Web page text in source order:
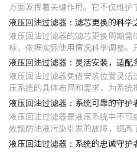
方面发挥着关键作用。它不仅维护
液压回油过滤器：滤芯更换的科学
液压回油过滤器的滤芯更换周期需
标，依据实际使用情况科学调整。
液压回油过滤器：灵活安装，适配
液压回油过滤器凭借安装位置灵活
压系统的具体布局和需求，为系统
液压回油过滤器：系统可靠的守护
液压回油过滤器是液压系统中不可
效预防油液污染引发的故障，提高
液压回油过滤器：系统的忠诚守护